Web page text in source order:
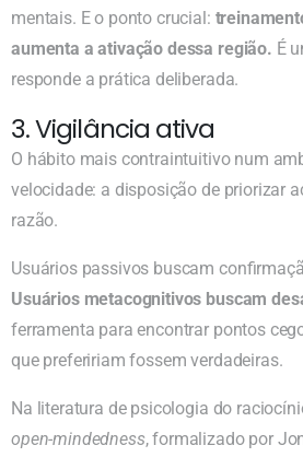
mentais. E o ponto crucial:
aumenta a ativação dessa região. É
responde a prática deliberada.
3. Vigilância ativa
O hábito mais contraintuitivo num
velocidade: a disposição de priorizar
razão.
Usuários passivos buscam
Usuários metacognitivos buscam
ferramenta para encontrar pontos
que prefeririam fossem verdadeiras.
Na literatura de psicologia do
open-mindedness, formalizado por